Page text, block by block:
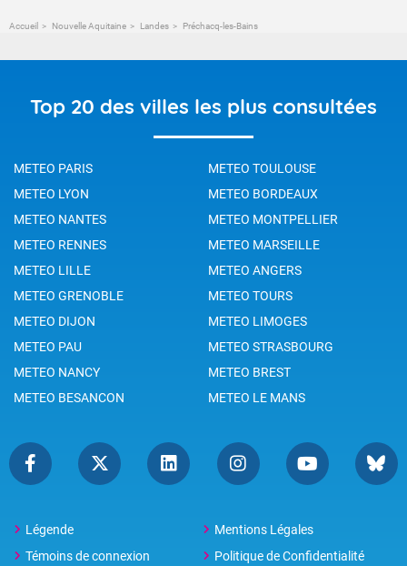
Accueil Nouvelle Aquitaine Landes Préchacq-les-Bains
Top 20 des villes les plus consultées
METEO PARIS
METEO TOULOUSE
METEO LYON
METEO BORDEAUX
METEO NANTES
METEO MONTPELLIER
METEO RENNES
METEO MARSEILLE
METEO LILLE
METEO ANGERS
METEO GRENOBLE
METEO TOURS
METEO DIJON
METEO LIMOGES
METEO PAU
METEO STRASBOURG
METEO NANCY
METEO BREST
METEO BESANCON
METEO LE MANS
Légende
Mentions Légales
Témoins de connexion
Politique de Confidentialité